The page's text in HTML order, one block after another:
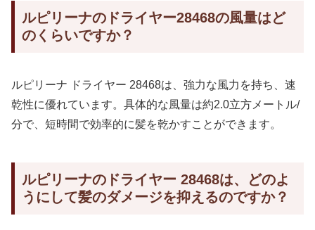
ルピリーナのドライヤー28468の風量はど
のくらいですか？
ルピリーナ ドライヤー 28468は、強力な風力を持ち、速
乾性に優れています。具体的な風量は約2.0立方メートル/
分で、短時間で効率的に髪を乾かすことができます。
ルピリーナのドライヤー 28468は、どのよ
うにして髪のダメージを抑えるのですか？